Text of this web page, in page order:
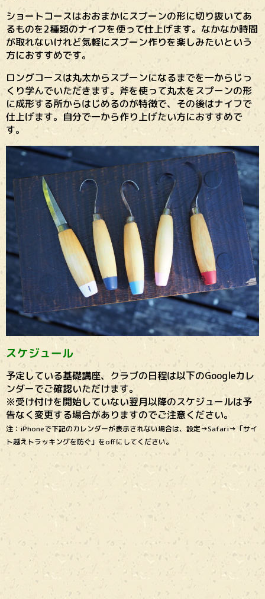
ショートコースはおおまかにスプーンの形に切り抜いてあ
るものを2種類のナイフを使って仕上げます。なかなか時間
が取れないけれど気軽にスプーン作りを楽しみたいという
方におすすめです。
ロングコースは丸太からスプーンになるまでを一からじっ
くり学んでいただきます。斧を使って丸太をスプーンの形
に成形する所からはじめるのが特徴で、その後はナイフで
仕上げます。自分で一から作り上げたい方におすすめで
す。
スケジュール
予定している基礎講座、クラブの日程は以下のGoogleカレ
ンダーでご確認いただけます。
※受け付けを開始していない翌月以降のスケジュールは予
告なく変更する場合がありますのでご注意ください。
注：iPhoneで下記のカレンダーが表示されない場合は、設定→Safari→「サイ
ト越えトラッキングを防ぐ」をoffにしてください。